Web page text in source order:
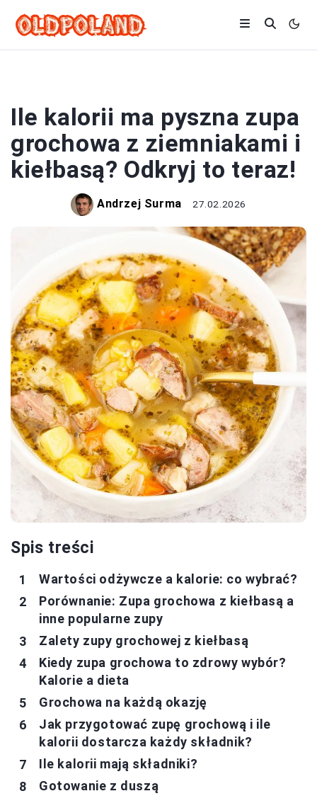
Ile kalorii ma pyszna zupa
grochowa z ziemniakami i
kiełbasą? Odkryj to teraz!
Andrzej Surma 27.02.2026
Spis treści
Wartości odżywcze a kalorie: co wybrać?
Porównanie: Zupa grochowa z kiełbasą a
inne popularne zupy
Zalety zupy grochowej z kiełbasą
Kiedy zupa grochowa to zdrowy wybór?
Kalorie a dieta
Grochowa na każdą okazję
Jak przygotować zupę grochową i ile
kalorii dostarcza każdy składnik?
Ile kalorii mają składniki?
Gotowanie z duszą